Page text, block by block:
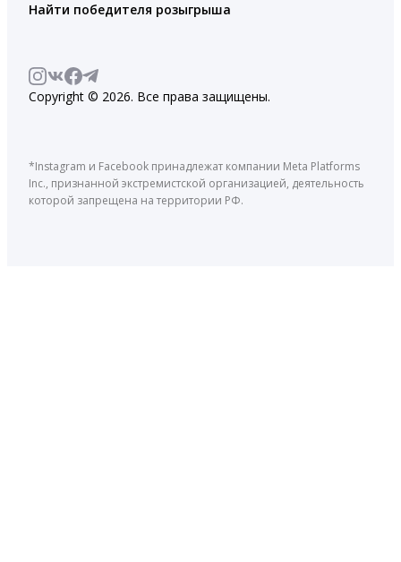
Найти победителя розыгрыша
Copyright © 2026. Все права защищены.
*Instagram и Facebook принадлежат компании Meta Platforms
Inc., признанной экстремистской организацией, деятельность
которой запрещена на территории РФ.